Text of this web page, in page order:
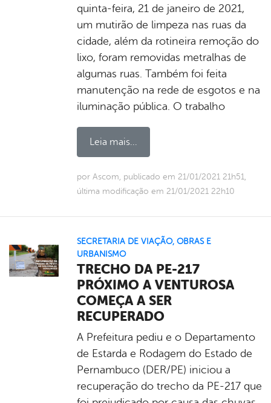
quinta-feira, 21 de janeiro de 2021,
um mutirão de limpeza nas ruas da
cidade, além da rotineira remoção do
lixo, foram removidas metralhas de
algumas ruas. Também foi feita
manutenção na rede de esgotos e na
iluminação pública. O trabalho
Leia mais...
por Ascom, publicado em 21/01/2021 21h51,
última modificação em 21/01/2021 22h10
SECRETARIA DE VIAÇÃO, OBRAS E
URBANISMO
TRECHO DA PE-217
PRÓXIMO A VENTUROSA
COMEÇA A SER
RECUPERADO
A Prefeitura pediu e o Departamento
de Estarda e Rodagem do Estado de
Pernambuco (DER/PE) iniciou a
recuperação do trecho da PE-217 que